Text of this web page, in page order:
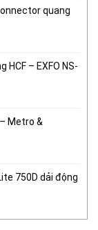
quang
HCF – EXFO NS-
Metro &
750D dải động